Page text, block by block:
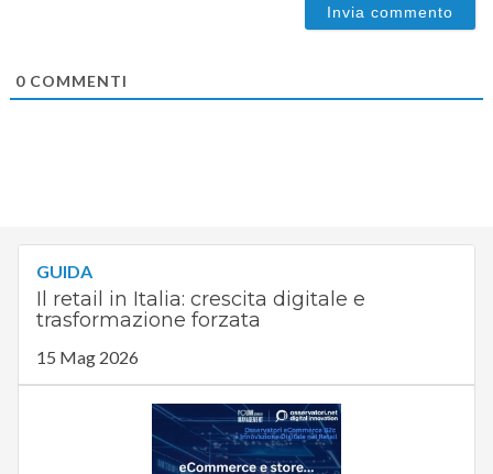
0COMMENTI
GUIDA
Il retail in Italia: crescita digitale e
trasformazione forzata
15 Mag 2026